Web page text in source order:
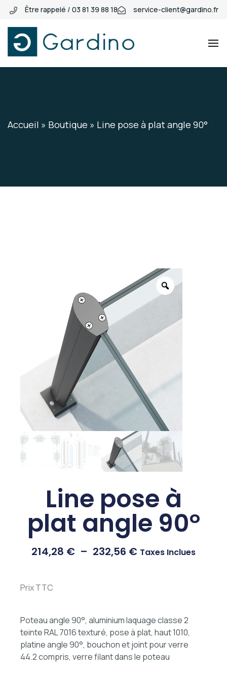
Être rappelé / 03 81 39 88 18 service-client@gardino.fr
Gardino
Gardino
Accueil » Boutique » Line pose à plat angle 90°
Line pose à
plat angle 90°
214,28 € – 232,56 € Taxes Inclues
Prix TTC
Poteau angle 90°, aluminium laquage classe 2
teinte RAL 7016 texturé, pose à plat, haut 1010,
platine angle 90°, bouchon et joint pour verre
44.2 compris, verre filant dans le poteau